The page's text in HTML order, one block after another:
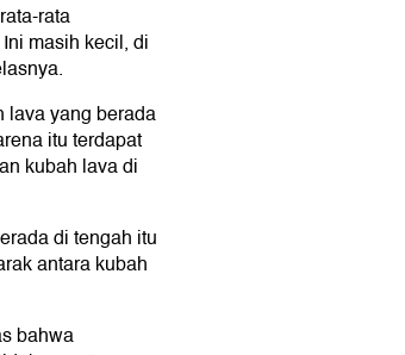
rata
masih kecil, di
lava yang berada
itu terdapat
kubah lava di
di tengah itu
antara kubah
bahwa